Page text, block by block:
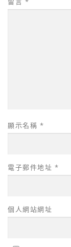
顯示名稱 *
電子郵件地址 *
個人網站網址